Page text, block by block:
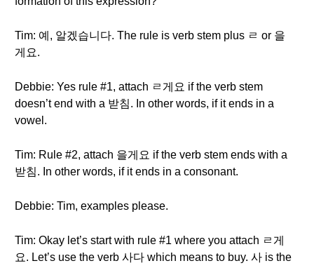
Tim: 예, 알겠습니다. The rule is verb stem plus ㄹ or 을
게요.
Debbie: Yes rule #1, attach ㄹ게요 if the verb stem
doesn’t end with a 받침. In other words, if it ends in a
vowel.
Tim: Rule #2, attach 을게요 if the verb stem ends with a
받침. In other words, if it ends in a consonant.
Debbie: Tim, examples please.
Tim: Okay let’s start with rule #1 where you attach ㄹ게
요. Let’s use the verb 사다 which means to buy. 사 is the